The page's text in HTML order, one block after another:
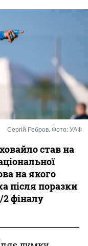
Сергій Ребров. Фото: УАФ
став на
на якого
після поразки
2 фіналу